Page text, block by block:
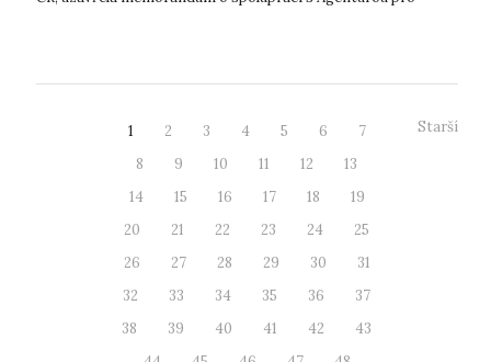
1 2 3 4 5 6
7
8
9 10 11 12
13
14
15 16 17 18
19
20
21 22 23 24
25
26
27 28 29 30
31
32
33 34 35 36
37
38
39 40 41 42
43
Starší